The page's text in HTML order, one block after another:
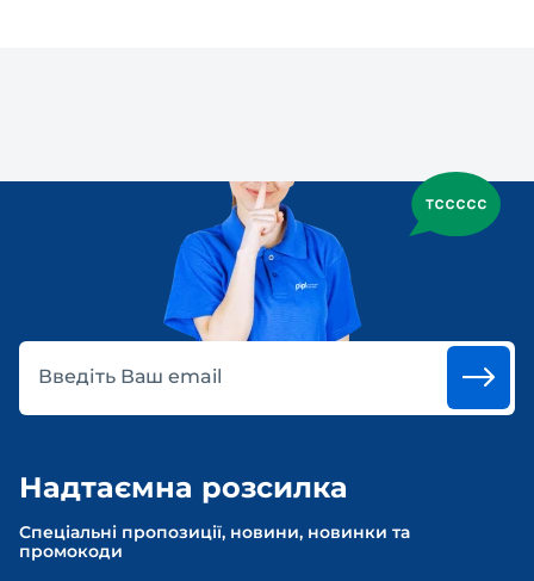
Введіть Ваш email
Надтаємна розсилка
Спеціальні пропозиції, новини, новинки та
промокоди